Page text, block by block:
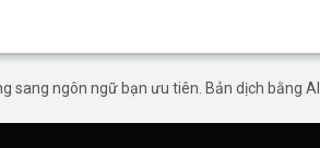
sang ngôn ngữ bạn ưu tiên. Bản dịch bằng AI